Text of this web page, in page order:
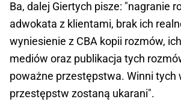
Ba, dalej Giertych pisze: "nagranie
adwokata z klientami, brak ich
wyniesienie z CBA kopii rozmów,
mediów oraz publikacja tych
poważne przestępstwa. Winni tych
przestępstw zostaną ukarani".